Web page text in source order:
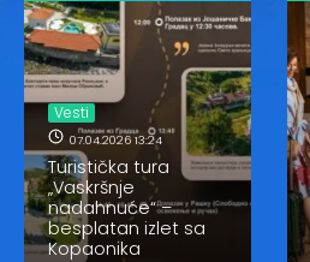
Vesti
07.04.2026 13:24
Turistička tura
„Vaskršnje
nadahnuće“ –
besplatan izlet sa
Kopaonika